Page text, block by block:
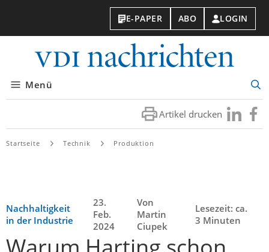
E-PAPER ABO LOGIN
Menü
Artikel drucken Besuchen
Sie
Sie
Startseite Technik Produktion
Nachhaltigkeit
in der Industrie
23.
Feb.
2024
Von
Martin
Ciupek
Lesezeit: ca.
3 Minuten